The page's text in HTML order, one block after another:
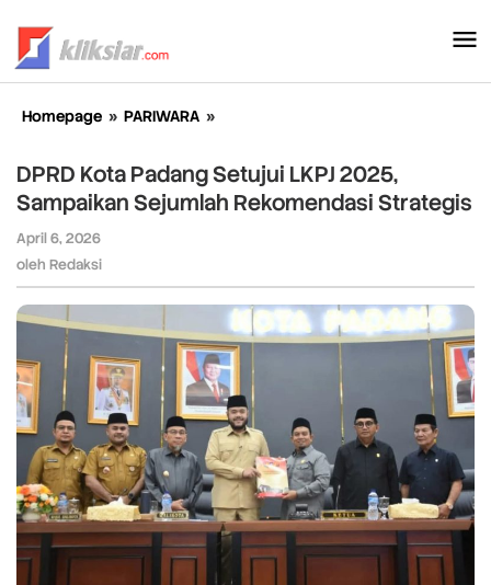
konten
Homepage » PARIWARA »
Padang
Setujui
LKPJ
Rekomendasi
Strategis
DPRD Kota Padang Setujui LKPJ 2025,
Sampaikan Sejumlah Rekomendasi Strategis
April 6, 2026
oleh Redaksi